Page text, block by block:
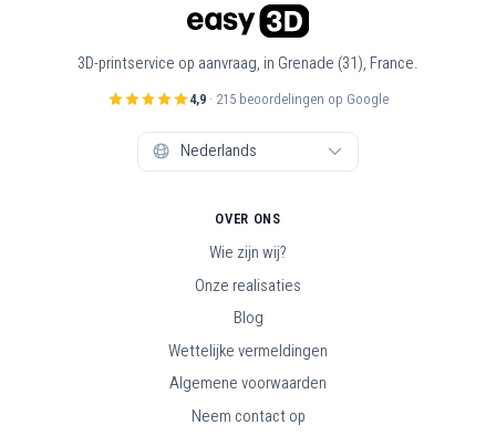
3D-printservice op aanvraag, in Grenade (31), France.
4,9 · 215 beoordelingen op Google
OVER ONS
Wie zijn wij?
Onze realisaties
Blog
Wettelijke vermeldingen
Algemene voorwaarden
Neem contact op